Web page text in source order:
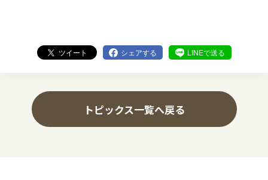
ツイート シェアする LINEで送る
トピックス一覧へ戻る